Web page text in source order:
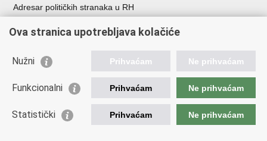
Adresar političkih stranaka u RH
Besplatni telefoni javne uprave
Važne poveznice
Vlada Republike Hrvatske
Europska komisija
Ova stranica upotrebljava kolačiće
Nužni Prihvaćam Ne prihvaćam
Funkcionalni Prihvaćam Ne prihvaćam
Statistički Prihvaćam Ne prihvaćam